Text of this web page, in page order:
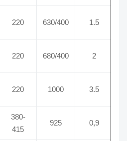
220 630/400 1.5
220 680/400 2
220 1000 3.5
380-
415
925 0,9